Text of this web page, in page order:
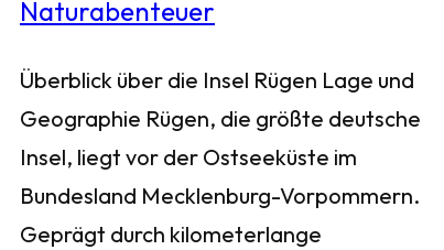
Überblick über die Insel Rügen Lage und
Geographie Rügen, die größte deutsche
Insel, liegt vor der Ostseeküste im
Bundesland Mecklenburg-Vorpommern.
Geprägt durch kilometerlange